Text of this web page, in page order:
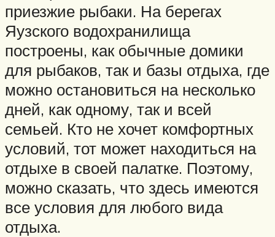
приезжие рыбаки. На берегах
Яузского водохранилища
построены, как обычные домики
для рыбаков, так и базы отдыха, где
можно остановиться на несколько
дней, как одному, так и всей
семьей. Кто не хочет комфортных
условий, тот может находиться на
отдыхе в своей палатке. Поэтому,
можно сказать, что здесь имеются
все условия для любого вида
отдыха.